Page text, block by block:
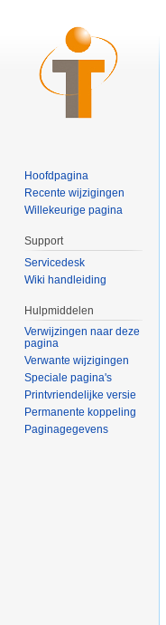
Hoofdpagina
Recente wijzigingen
Willekeurige pagina
Support
Servicedesk
Wiki handleiding
Hulpmiddelen
Verwijzingen naar deze
pagina
Verwante wijzigingen
Speciale pagina's
Printvriendelijke versie
Permanente koppeling
Paginagegevens